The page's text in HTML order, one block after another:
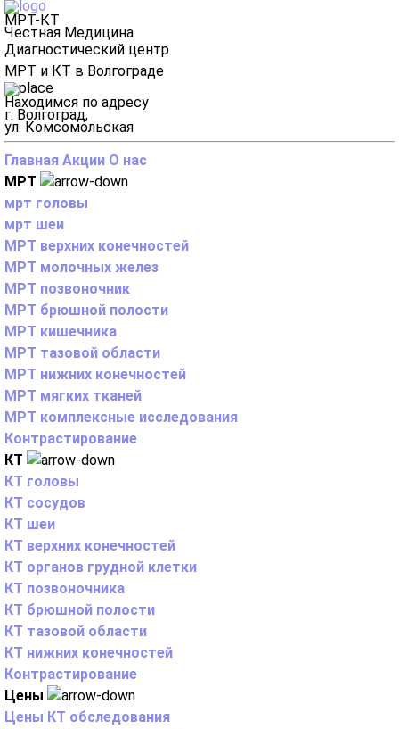
МРТ-КТ
Честная Медицина
Диагностический центр
МРТ и КТ в Волгограде
Находимся по адресу
г. Волгоград,
ул. Комсомольская
Главная Акции О нас
МРТ
мрт головы
мрт шеи
МРТ верхних конечностей
МРТ молочных желез
МРТ позвоночник
МРТ брюшной полости
МРТ кишечника
МРТ тазовой области
МРТ нижних конечностей
МРТ мягких тканей
МРТ комплексные исследования
Контрастирование
КТ
КТ головы
КТ сосудов
КТ шеи
КТ верхних конечностей
КТ органов грудной клетки
КТ позвоночника
КТ брюшной полости
КТ тазовой области
КТ нижних конечностей
Контрастирование
Цены
Цены КТ обследования